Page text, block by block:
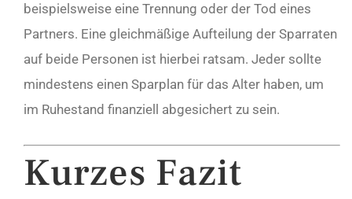
beispielsweise eine Trennung oder der Tod eines
Partners. Eine gleichmäßige Aufteilung der Sparraten
auf beide Personen ist hierbei ratsam. Jeder sollte
mindestens einen Sparplan für das Alter haben, um
im Ruhestand finanziell abgesichert zu sein.
Kurzes Fazit